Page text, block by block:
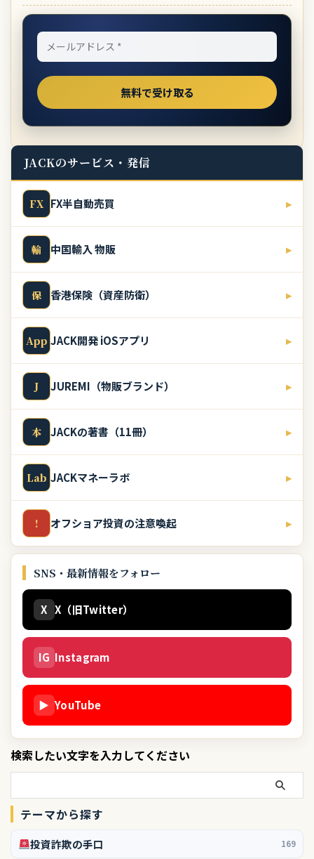
JACKのサービス・発信
FX FX半自動売買 ▸
輸 中国輸入 物販 ▸
保 香港保険（資産防衛） ▸
App JACK開発 iOSアプリ ▸
J JUREMI（物販ブランド） ▸
本 JACKの著書（11冊） ▸
Lab JACKマネーラボ ▸
! オフショア投資の注意喚起 ▸
SNS・最新情報をフォロー
X X（旧Twitter）
IG Instagram
▶ YouTube
検索したい文字を入力してください
テーマから探す
投資詐欺の手口 169